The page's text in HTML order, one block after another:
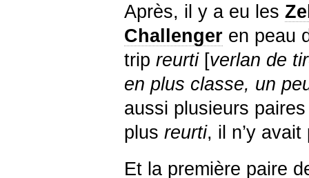
Après, il y a eu les
Challenger en peau
trip reurti[verlan de
en plus classe, un
aussi plusieurs
plus reurti, il n’y avait
Et la première paire